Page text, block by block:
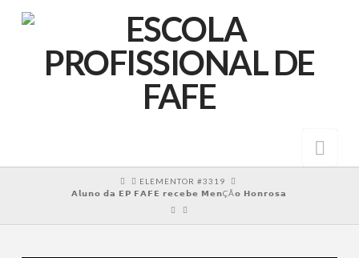
HOMEELEMENTOR #3319
𝗔𝗹𝘂𝗻𝗼 𝗱𝗮 𝗘𝗣 𝗙𝗔𝗙𝗘 𝗿𝗲𝗰𝗲𝗯𝗲 𝗠𝗲𝗻ÇÃ𝗼 𝗛𝗼𝗻𝗿𝗼𝘀𝗮